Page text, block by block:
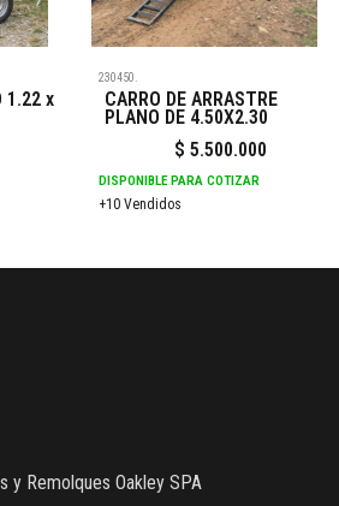
1.22 x
230450.
CARRO DE ARRASTRE
PLANO DE 4.50X2.30
$5.500.000
DISPONIBLE PARA COTIZAR
+10 Vendidos
y Remolques Oakley SPA